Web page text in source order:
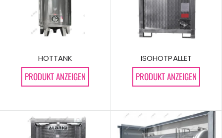
HOTTANK
PRODUKT ANZEIGEN
ISOHOTPALLET
PRODUKT ANZEIGEN